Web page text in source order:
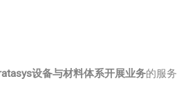
设备与材料体系开展业务的服务